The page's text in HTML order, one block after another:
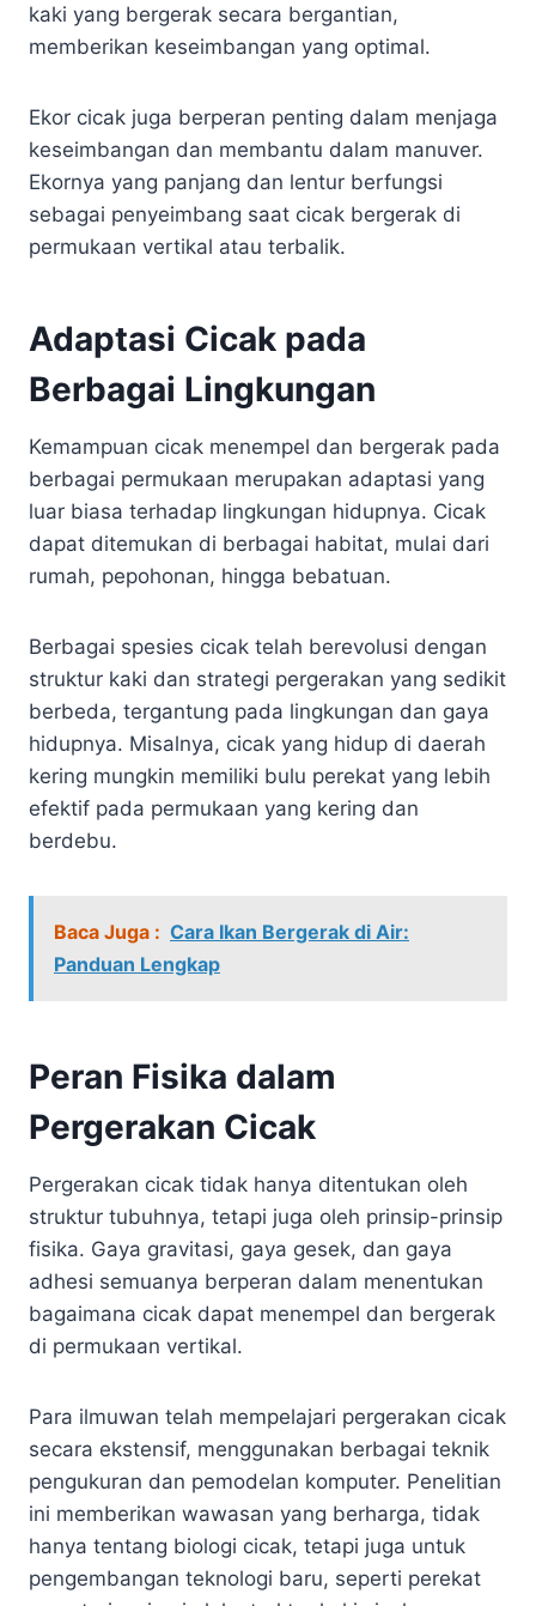
kaki yang bergerak secara bergantian,
memberikan keseimbangan yang optimal.
Ekor cicak juga berperan penting dalam menjaga
keseimbangan dan membantu dalam manuver.
Ekornya yang panjang dan lentur berfungsi
sebagai penyeimbang saat cicak bergerak di
permukaan vertikal atau terbalik.
Adaptasi Cicak pada
Berbagai Lingkungan
Kemampuan cicak menempel dan bergerak pada
berbagai permukaan merupakan adaptasi yang
luar biasa terhadap lingkungan hidupnya. Cicak
dapat ditemukan di berbagai habitat, mulai dari
rumah, pepohonan, hingga bebatuan.
Berbagai spesies cicak telah berevolusi dengan
struktur kaki dan strategi pergerakan yang sedikit
berbeda, tergantung pada lingkungan dan gaya
hidupnya. Misalnya, cicak yang hidup di daerah
kering mungkin memiliki bulu perekat yang lebih
efektif pada permukaan yang kering dan
berdebu.
Baca Juga : Cara Ikan Bergerak di Air:
Panduan Lengkap
Peran Fisika dalam
Pergerakan Cicak
Pergerakan cicak tidak hanya ditentukan oleh
struktur tubuhnya, tetapi juga oleh prinsip-prinsip
fisika. Gaya gravitasi, gaya gesek, dan gaya
adhesi semuanya berperan dalam menentukan
bagaimana cicak dapat menempel dan bergerak
di permukaan vertikal.
Para ilmuwan telah mempelajari pergerakan cicak
secara ekstensif, menggunakan berbagai teknik
pengukuran dan pemodelan komputer. Penelitian
ini memberikan wawasan yang berharga, tidak
hanya tentang biologi cicak, tetapi juga untuk
pengembangan teknologi baru, seperti perekat